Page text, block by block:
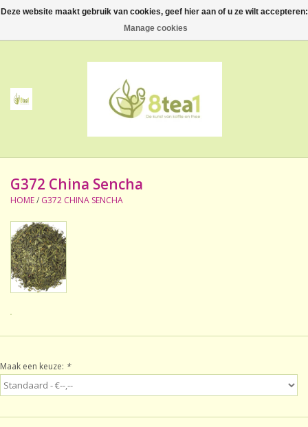
0 Artikelen - €--,--
Thee
Accessoires
NIEUW! Verpakte thee
BeppeDeli en 8tea1
Contact
Sale!
Laatste kans!
G372 China Sencha
HOME/ G372 CHINA SENCHA
Maak een keuze: *
Deze website maakt gebruik van cookies, geef hier aan of u ze wilt accepteren:
Manage cookies